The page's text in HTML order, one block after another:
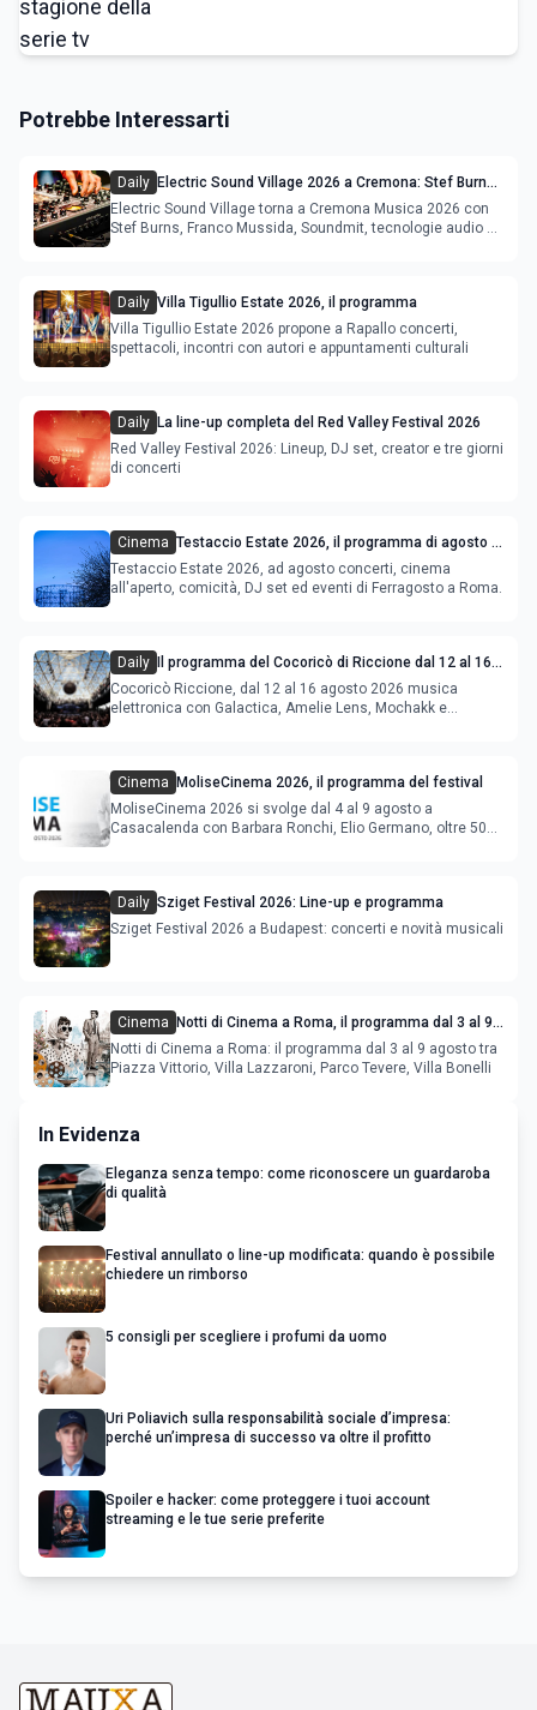
Potrebbe Interessarti
Daily Electric Sound Village 2026 a Cremona: Stef Burns,
Soundmit e Young Band Contest, il programma
Electric Sound Village torna a Cremona Musica 2026 con
Stef Burns, Franco Mussida, Soundmit, tecnologie audio e
Daily Villa Tigullio Estate 2026, il programma
Villa Tigullio Estate 2026 propone a Rapallo concerti,
spettacoli, incontri con autori e appuntamenti culturali
Daily La line-up completa del Red Valley Festival 2026
Red Valley Festival 2026: Lineup, DJ set, creator e tre giorni
di concerti
Cinema Testaccio Estate 2026, il programma di agosto e
Ferragosto
Testaccio Estate 2026, ad agosto concerti, cinema
all'aperto, comicità, DJ set ed eventi di Ferragosto a Roma.
Daily
Il programma del Cocoricò di Riccione dal 12 al 16
agosto 2026
Cocoricò Riccione, dal 12 al 16 agosto 2026 musica
elettronica con Galactica, Amelie Lens, Mochakk e
Cinema
MoliseCinema 2026, il programma del festival
MoliseCinema 2026 si svolge dal 4 al 9 agosto a
Casacalenda con Barbara Ronchi, Elio Germano, oltre 50
Daily Sziget Festival 2026: Line-up e programma
Sziget Festival 2026 a Budapest: concerti e novità musicali
Cinema
Notti di Cinema a Roma, il programma dal 3 al 9
agosto
Notti di Cinema a Roma: il programma dal 3 al 9 agosto tra
Piazza Vittorio, Villa Lazzaroni, Parco Tevere, Villa Bonelli
In Evidenza
Eleganza senza tempo: come riconoscere un guardaroba
di qualità
Festival annullato o line-up modificata: quando è possibile
chiedere un rimborso
5 consigli per scegliere i profumi da uomo
Uri Poliavich sulla responsabilità sociale d’impresa:
perché un’impresa di successo va oltre il profitto
Spoiler e hacker: come proteggere i tuoi account
streaming e le tue serie preferite